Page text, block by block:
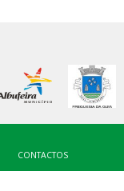
CONTACTOS